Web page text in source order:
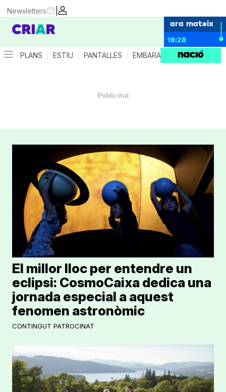
|
Newsletters
ara mateix
18:28
PLANS ESTIU PANTALLES EMBARÀS CRIANÇA
CONTINGUT PATROCINAT
El millor lloc per entendre un
eclipsi: CosmoCaixa dedica una
jornada especial a aquest
fenomen astronòmic